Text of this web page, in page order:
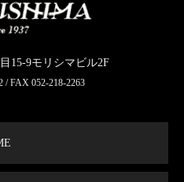
15-9モリシマビル2F
/ FAX 052-218-2263